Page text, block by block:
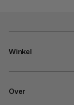
Winkel
Over